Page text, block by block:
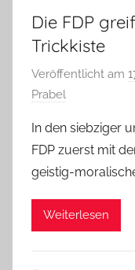
Die FDP
Trickkiste
Veröffentlicht am
Prabel
In den siebziger
FDP zuerst mit
geistig-
Weiterlesen